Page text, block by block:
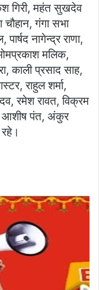
गिरी, महंत सुखदेव
चौहान, गंगा सभा
नागेन्द्र राणा,
ओमप्रकाश मलिक,
काली प्रसाद साह,
राहुल शर्मा,
रमेश रावत, विक्रम
आशीष पंत, अंकुर